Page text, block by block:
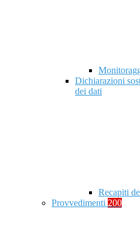
Dichiarazioni
dei dati
Recapiti
Provvedimenti 200